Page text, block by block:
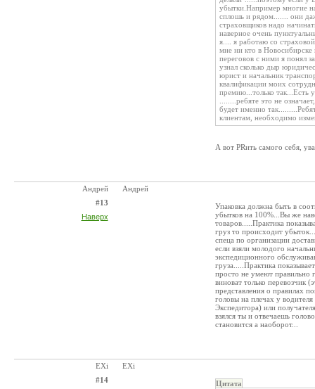
убытки.Например многие
сплошь и рядом....... они
страховщиков надо
наверное очень
я.... я работаю со
мне ни кто в Новосибирске
переговов с ними я понял
узнал сколько дыр
юрист и начальник
квалификации моих
премию...только так...Есть
........ребяте это не
будет именно
клиентам, необходимо
А вот PRить самого себя,
Андрей
#13
Наверх
Андрей
Упаковка должна быть в
убытков на 100%...Вы же
товаров.....Практика
груз то происходит
спеца по организации
если взяли молодого
экспедиционного
груза.....Практика
просто не умеют правильно
виноват только перевозчик
представления о правилах
головы на плечах у
Экспедитора) или
взялся ты и отвечаешь
становится а наоборот...
EXi
#14
EXi
Цитата